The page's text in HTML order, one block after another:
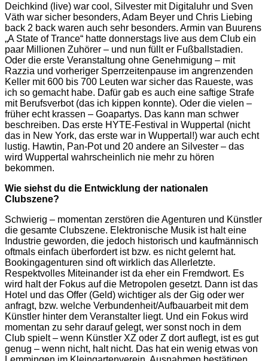
Deichkind (live) war cool, Silvester mit Digitaluhr und Sven
Väth war sicher besonders, Adam Beyer und Chris Liebing
back 2 back waren auch sehr besonders. Armin van Buurens
„A State of Trance“ hatte donnerstags live aus dem Club ein
paar Millionen Zuhörer – und nun füllt er Fußballstadien.
Oder die erste Veranstaltung ohne Genehmigung – mit
Razzia und vorheriger Sperrzeitenpause im angrenzenden
Keller mit 600 bis 700 Leuten war sicher das Raueste, was
ich so gemacht habe. Dafür gab es auch eine saftige Strafe
mit Berufsverbot (das ich kippen konnte). Oder die vielen –
früher echt krassen – Goapartys. Das kann man schwer
beschreiben. Das erste HYTE-Festival in Wuppertal (nicht
das in New York, das erste war in Wuppertal!) war auch echt
lustig. Hawtin, Pan-Pot und 20 andere an Silvester – das
wird Wuppertal wahrscheinlich nie mehr zu hören
bekommen.
Wie siehst du die Entwicklung der nationalen
Clubszene?
Schwierig – momentan zerstören die Agenturen und Künstler
die gesamte Clubszene. Elektronische Musik ist halt eine
Industrie geworden, die jedoch historisch und kaufmännisch
oftmals einfach überfordert ist bzw. es nicht gelernt hat.
Bookingagenturen sind oft wirklich das Allerletzte.
Respektvolles Miteinander ist da eher ein Fremdwort. Es
wird halt der Fokus auf die Metropolen gesetzt. Dann ist das
Hotel und das Offer (Geld) wichtiger als der Gig oder wer
anfragt, bzw. welche Verbundenheit/Aufbauarbeit mit dem
Künstler hinter dem Veranstalter liegt. Und ein Fokus wird
momentan zu sehr darauf gelegt, wer sonst noch in dem
Club spielt – wenn Künstler XZ oder Z dort auflegt, ist es gut
genug – wenn nicht, halt nicht. Das hat ein wenig etwas von